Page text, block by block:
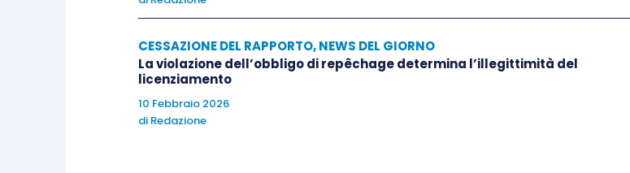
CESSAZIONE DEL RAPPORTO,NEWS DEL GIORNO
La violazione dell’obbligo di repêchage determina l’illegittimità del
licenziamento
10 Febbraio 2026
di Redazione